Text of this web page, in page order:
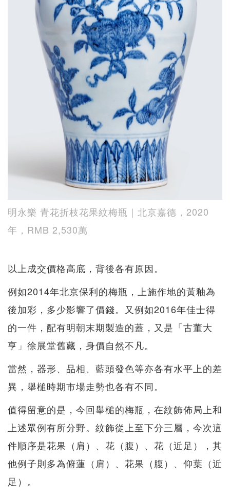
明永樂 青花折枝花果紋梅瓶｜北京嘉德，2020
年，RMB 2,530萬
以上成交價格高底，背後各有原因。
例如2014年北京保利的梅瓶，上施作地的黃釉為
後加彩，多少影響了價錢。又例如2016年佳士得
的一件，配有明朝末期製造的蓋，又是「古董大
亨」徐展堂舊藏，身價自然不凡。
當然，器形、品相、藍頭發色等亦各有水平上的差
異，舉槌時期市場走勢也各有不同。
值得留意的是，今回舉槌的梅瓶，在紋飾佈局上和
上述眾例有所分野。紋飾從上至下分三層，今次這
件順序是花果（肩）、花（腹）、花（近足），其
他例子則多為俯蓮（肩）、花果（腹）、仰葉（近
足）。